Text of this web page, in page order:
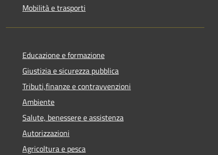
Mobilità e trasporti
Educazione e formazione
Giustizia e sicurezza pubblica
Tributi,finanze e contravvenzioni
Ambiente
Salute, benessere e assistenza
Autorizzazioni
Agricoltura e pesca